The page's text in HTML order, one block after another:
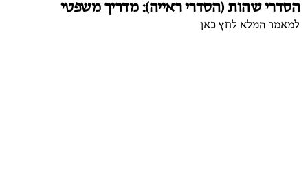
הסדרי שהות (הסדרי ראייה): מדריך משפטי
למאמר המלא לחץ כאן